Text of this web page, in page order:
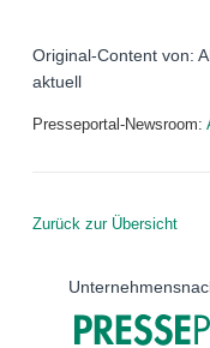
Original-Content von:
aktuell
Presseportal-Newsroom:
Zurück zur Übersicht